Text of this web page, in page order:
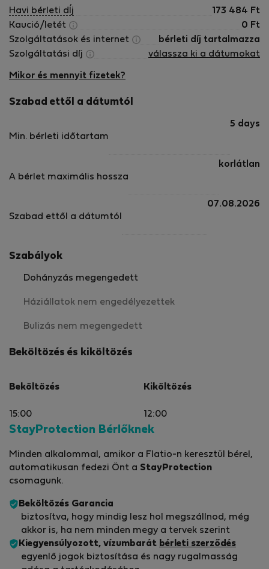
Havi bérleti dÍj 173 484 Ft
Kaució/letét
0 Ft
Szolgáltatások és internet
bérleti díj tartalmazza
Szolgáltatási díj
válassza ki a dátumokat
Mikor és mennyit fizetek?
Szabad ettől a dátumtól
Min. bérleti időtartam
5 days
A bérlet maximális hossza
korlátlan
Szabad ettől a dátumtól
07.08.2026
Szabályok
Dohányzás megengedett
Háziállatok nem engedélyezettek
Bulizás nem megengedett
Beköltözés és kiköltözés
Beköltözés
15:00
Kiköltözés
12:00
StayProtection Bérlőknek
Minden alkalommal, amikor a Flatio-n keresztül bérel,
automatikusan fedezi Önt a StayProtection
csomagunk.
Beköltözés Garancia
biztosítva, hogy mindig lesz hol megszállnod, még
akkor is, ha nem minden megy a tervek szerint
Kiegyensúlyozott, vízumbarát bérleti szerződés
egyenlő jogok biztosítása és nagy rugalmasság